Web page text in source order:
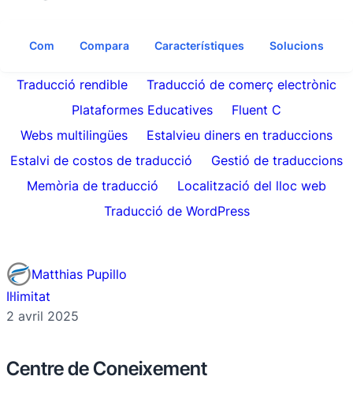
Com Compara Característiques Solucions
Traducció rendible
Traducció de comerç electrònic
Plataformes Educatives
Fluent C
Webs multilingües
Estalvieu diners en traduccions
Estalvi de costos de traducció
Gestió de traduccions
Memòria de traducció
Localització del lloc web
Traducció de WordPress
Matthias Pupillo
Il·limitat
2 avril 2025
Centre de Coneixement